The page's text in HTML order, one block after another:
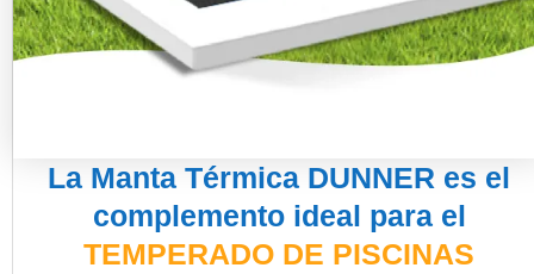
La Manta Térmica DUNNER es el
complemento ideal para el
TEMPERADO DE PISCINAS